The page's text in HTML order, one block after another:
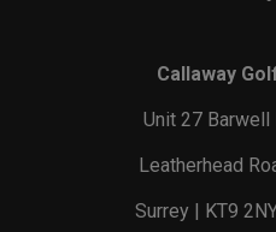
Callaway
Unit 27
Leatherhead
Surrey | KT9